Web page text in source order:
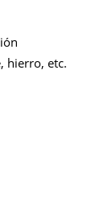
hierro, etc.